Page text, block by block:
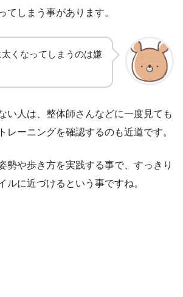
てしまう事があります。
くなってしまうのは嫌
い人は、整体師さんなどに一度見ても
レーニングを確認するのも近道です。
勢や歩き方を実践する事で、すっきり
ルに近づけるという事ですね。